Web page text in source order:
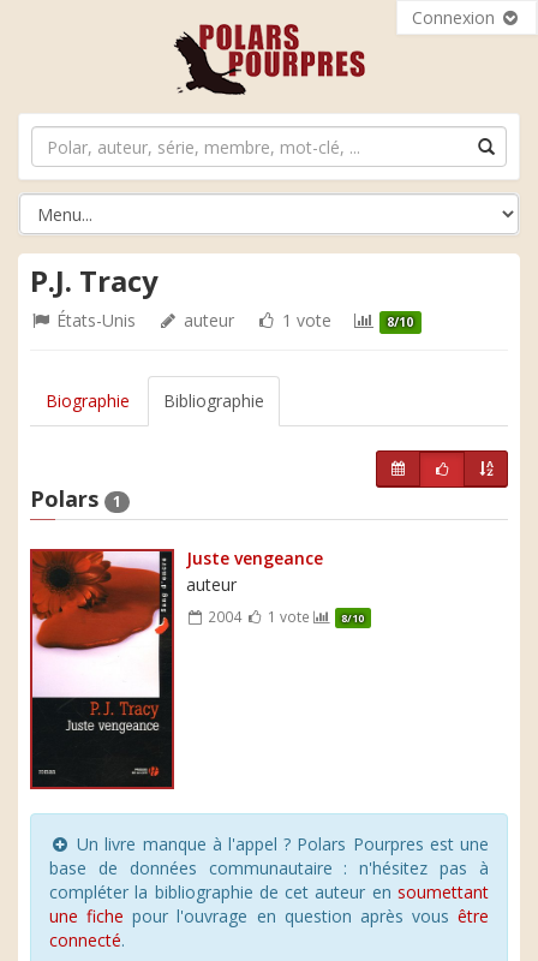
Connexion
P.J. Tracy
États-Unis auteur 1 vote 8/10
Biographie Bibliographie
Polars 1
Juste vengeance
auteur
2004 1 vote 8/10
Un livre manque à l'appel ? Polars Pourpres est une
base de données communautaire : n'hésitez pas à
compléter la bibliographie de cet auteur en soumettant
une fiche pour l'ouvrage en question après vous être
connecté.